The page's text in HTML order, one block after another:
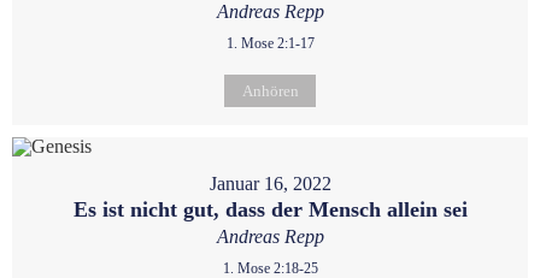
Andreas Repp
1. Mose 2:1-17
Anhören
Januar 16, 2022
Es ist nicht gut, dass der Mensch allein sei
Andreas Repp
1. Mose 2:18-25